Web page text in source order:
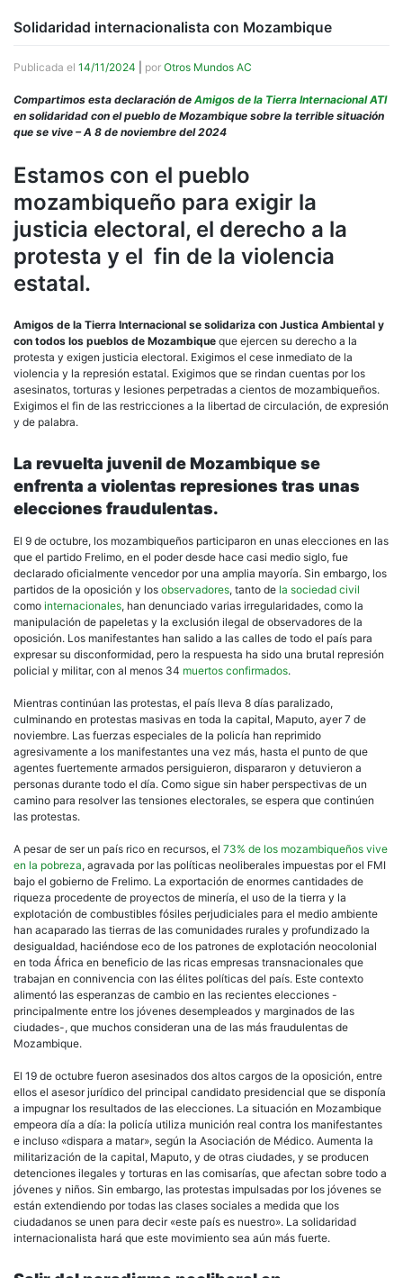
Solidaridad internacionalista con Mozambique
Publicada el 14/11/2024 por Otros Mundos AC
Compartimos esta declaración de Amigos de la Tierra Internacional ATI
en solidaridad con el pueblo de Mozambique sobre la terrible situación
que se vive – A 8 de noviembre del 2024
Estamos con el pueblo
mozambiqueño para exigir la
justicia electoral, el derecho a la
protesta y el fin de la violencia
estatal.
Amigos de la Tierra Internacional se solidariza con Justica Ambiental y
con todos los pueblos de Mozambique que ejercen su derecho a la
protesta y exigen justicia electoral. Exigimos el cese inmediato de la
violencia y la represión estatal. Exigimos que se rindan cuentas por los
asesinatos, torturas y lesiones perpetradas a cientos de mozambiqueños.
Exigimos el fin de las restricciones a la libertad de circulación, de expresión
y de palabra.
La revuelta juvenil de Mozambique se
enfrenta a violentas represiones tras unas
elecciones fraudulentas.
El 9 de octubre, los mozambiqueños participaron en unas elecciones en las
que el partido Frelimo, en el poder desde hace casi medio siglo, fue
declarado oficialmente vencedor por una amplia mayoría. Sin embargo, los
partidos de la oposición y los observadores, tanto de la sociedad civil
como internacionales, han denunciado varias irregularidades, como la
manipulación de papeletas y la exclusión ilegal de observadores de la
oposición. Los manifestantes han salido a las calles de todo el país para
expresar su disconformidad, pero la respuesta ha sido una brutal represión
policial y militar, con al menos 34 muertos confirmados.
Mientras continúan las protestas, el país lleva 8 días paralizado,
culminando en protestas masivas en toda la capital, Maputo, ayer 7 de
noviembre. Las fuerzas especiales de la policía han reprimido
agresivamente a los manifestantes una vez más, hasta el punto de que
agentes fuertemente armados persiguieron, dispararon y detuvieron a
personas durante todo el día. Como sigue sin haber perspectivas de un
camino para resolver las tensiones electorales, se espera que continúen
las protestas.
A pesar de ser un país rico en recursos, el 73% de los mozambiqueños vive
en la pobreza, agravada por las políticas neoliberales impuestas por el FMI
bajo el gobierno de Frelimo. La exportación de enormes cantidades de
riqueza procedente de proyectos de minería, el uso de la tierra y la
explotación de combustibles fósiles perjudiciales para el medio ambiente
han acaparado las tierras de las comunidades rurales y profundizado la
desigualdad, haciéndose eco de los patrones de explotación neocolonial
en toda África en beneficio de las ricas empresas transnacionales que
trabajan en connivencia con las élites políticas del país. Este contexto
alimentó las esperanzas de cambio en las recientes elecciones -
principalmente entre los jóvenes desempleados y marginados de las
ciudades-, que muchos consideran una de las más fraudulentas de
Mozambique.
El 19 de octubre fueron asesinados dos altos cargos de la oposición, entre
ellos el asesor jurídico del principal candidato presidencial que se disponía
a impugnar los resultados de las elecciones. La situación en Mozambique
empeora día a día: la policía utiliza munición real contra los manifestantes
e incluso «dispara a matar», según la Asociación de Médico. Aumenta la
militarización de la capital, Maputo, y de otras ciudades, y se producen
detenciones ilegales y torturas en las comisarías, que afectan sobre todo a
jóvenes y niños. Sin embargo, las protestas impulsadas por los jóvenes se
están extendiendo por todas las clases sociales a medida que los
ciudadanos se unen para decir «este país es nuestro». La solidaridad
internacionalista hará que este movimiento sea aún más fuerte.